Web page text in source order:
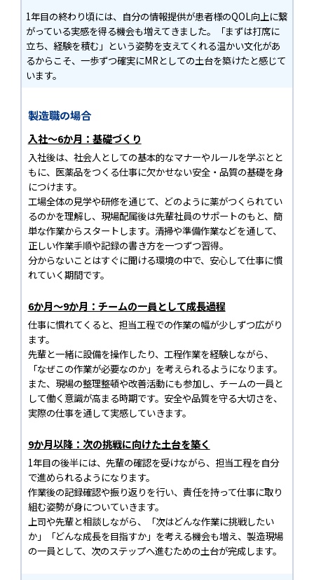
1年目の終わり頃には、自分の情報提供が患者様のQOL向上に繋
がっている実感を得る機会も増えてきました。「まずは打席に
立ち、経験を積む」という姿勢を支えてくれる温かい文化があ
るからこそ、一歩ずつ確実にMRとしての土台を築けたと感じて
います。
製造職の場合
入社～6か月：基礎づくり
入社後は、社会人としての基本的なマナーやルールを学ぶとと
もに、医薬品をつくる仕事に欠かせない安全・品質の基礎を身
につけます。
工場全体の見学や研修を通じて、どのように薬がつくられてい
るのかを理解し、現場配属後は先輩社員のサポートのもと、簡
単な作業からスタートします。清掃や準備作業などを通して、
正しい作業手順や記録の書き方を一つずつ習得。
分からないことはすぐに聞ける環境の中で、安心して仕事に慣
れていく期間です。
6か月～9か月：チームの一員として成長過程
仕事に慣れてくると、担当工程での作業の幅が少しずつ広がり
ます。
先輩と一緒に設備を操作したり、工程作業を経験しながら、
「なぜこの作業が必要なのか」を考えられるようになります。
また、現場の整理整頓や改善活動にも参加し、チームの一員と
して働く意識が高まる時期です。安全や品質を守る大切さを、
実際の仕事を通して実感していきます。
9か月以降：次の挑戦に向けた土台を築く
1年目の後半には、先輩の確認を受けながら、担当工程を自分
で進められるようになります。
作業後の記録確認や振り返りを行い、責任を持って仕事に取り
組む姿勢が身についていきます。
上司や先輩と相談しながら、「次はどんな作業に挑戦したい
か」「どんな成長を目指すか」を考える機会も増え、製造現場
の一員として、次のステップへ進むための土台が完成します。